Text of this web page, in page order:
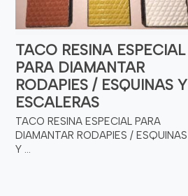
TACO RESINA ESPECIAL
PARA DIAMANTAR
RODAPIES / ESQUINAS Y
ESCALERAS
TACO RESINA ESPECIAL PARA
DIAMANTAR RODAPIES / ESQUINAS
Y ...